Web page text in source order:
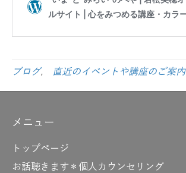
ブログ, 直近のイベントや講座のご案内
メニュー
トップページ
お話聴きます＊個人カウンセリング